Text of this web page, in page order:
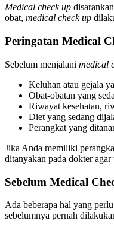
Medical check up
obat, medical check up
Peringatan Medical
Sebelum menjalani medical
Keluhan atau gejala
Obat-obatan yang
Riwayat kesehatan,
Diet yang sedang
Perangkat yang
Jika Anda memiliki
ditanyakan pada dokter
Sebelum Medical
Ada beberapa hal yang
sebelumnya pernah